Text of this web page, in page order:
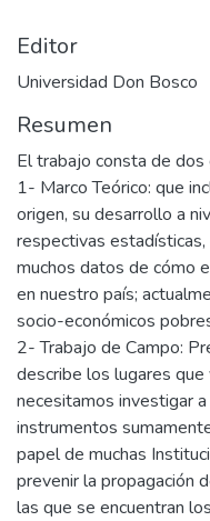
Editor
Universidad Don Bosco
Resumen
El trabajo consta de
1- Marco Teórico: que
origen, su desarrollo a
respectivas
muchos datos de cómo
en nuestro país;
socio-económicos
2- Trabajo de Campo:
describe los lugares
necesitamos investigar
instrumentos
papel de muchas
prevenir la propagación
las que se encuentran